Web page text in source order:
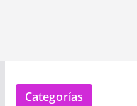
Categorías